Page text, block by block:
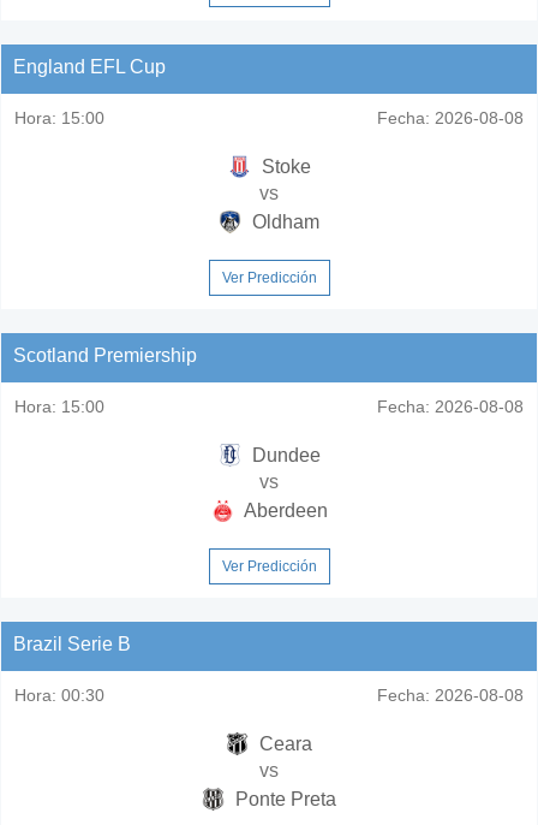
England EFL Cup
Hora: 15:00 Fecha: 2026-08-08
Stoke
vs
Oldham
Ver Predicción
Scotland Premiership
Hora: 15:00 Fecha: 2026-08-08
Dundee
vs
Aberdeen
Ver Predicción
Brazil Serie B
Hora: 00:30 Fecha: 2026-08-08
Ceara
vs
Ponte Preta